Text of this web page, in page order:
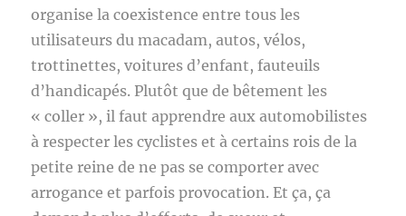
organise la coexistence entre tous les
utilisateurs du macadam, autos, vélos,
trottinettes, voitures d’enfant, fauteuils
d’handicapés. Plutôt que de bêtement les
« coller », il faut apprendre aux automobilistes
à respecter les cyclistes et à certains rois de la
petite reine de ne pas se comporter avec
arrogance et parfois provocation. Et ça, ça